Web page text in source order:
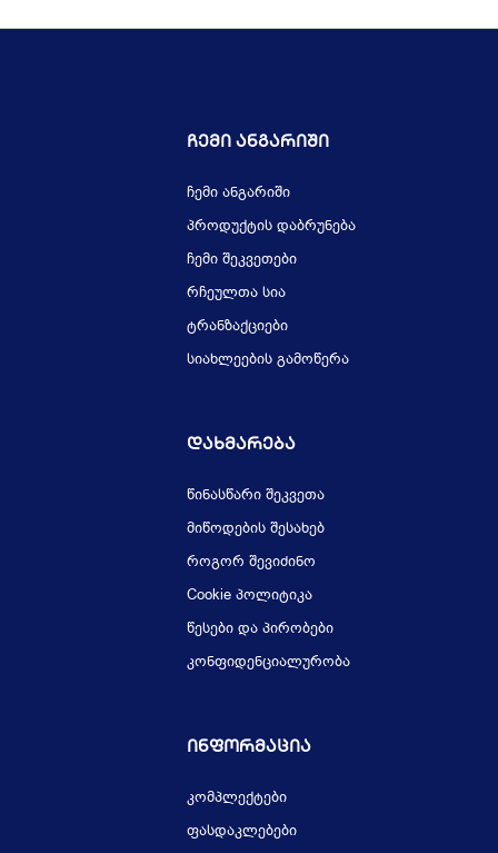
Ჩემი Ანგარიში
ჩემი ანგარიში
პროდუქტის დაბრუნება
ჩემი შეკვეთები
რჩეულთა სია
ტრანზაქციები
სიახლეების გამოწერა
Დახმარება
წინასწარი შეკვეთა
მიწოდების შესახებ
როგორ შევიძინო
Cookie პოლიტიკა
წესები და პირობები
კონფიდენციალურობა
Ინფორმაცია
კომპლექტები
ფასდაკლებები